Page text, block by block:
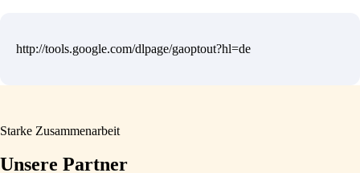
http://tools.google.com/dlpage/gaoptout?hl=de
Starke Zusammenarbeit
Unsere Partner